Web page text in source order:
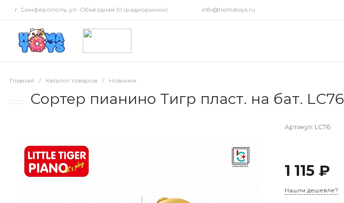
г. Симферополь, ул. Объездная 10 (радиорынок) info@homatoys.ru
Главная / Каталог товаров / Новинки
Сортер пианино Тигр пласт. на бат. LC76
Артикул: LC76
1 115 ₽
Нашли дешевле?